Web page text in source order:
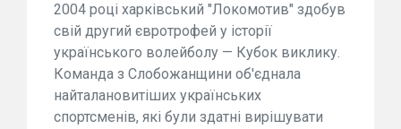
2004 році харківський "Локомотив" здобув
свій другий євротрофей у історії
українського волейболу — Кубок виклику.
Команда з Слобожанщини об'єднала
найталановитіших українських
спортсменів, які були здатні вирішувати